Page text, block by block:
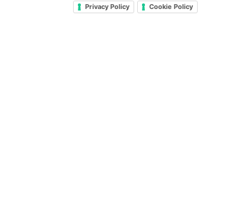
Privacy Policy Cookie Policy